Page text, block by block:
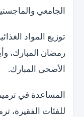
الجامعي
توزيع المواد
رمضان المبارك،
الأضحى المبارك.
المساعدة في
للفئات الفقيرة،